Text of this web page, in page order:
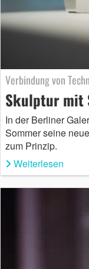
Verbindung von
Skulptur mit
In der Berliner
Sommer seine
zum Prinzip.
Weiterlesen